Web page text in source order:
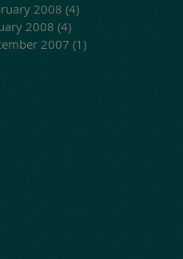
2008 (4)
2008 (4)
2007 (1)